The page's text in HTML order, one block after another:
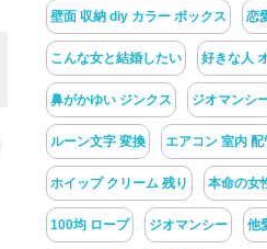
壁面 収納 diy カラー ボックス 恋
こんな女と結婚したい 好きな人
鼻がかゆい ジンクス ジオマンシ
ルーン文字 変換 エアコン 室内
ホイップ クリーム 残り 本命の女
100均 ロープ ジオマンシー 他